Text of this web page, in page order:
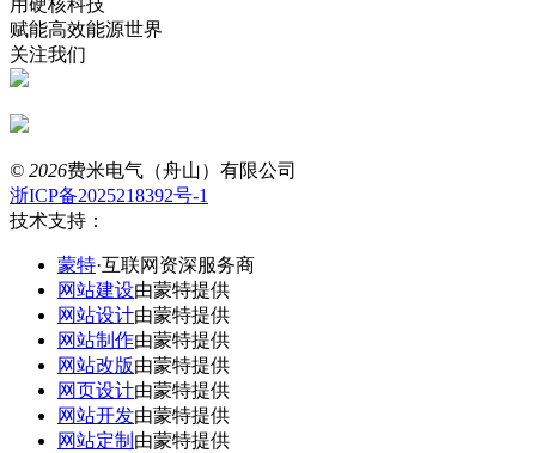
赋能高效能源世界
关注我们
© 2026费米电气（舟山）有限公司
浙ICP备2025218392号-1
技术支持：
蒙特·互联网资深服务商
网站建设由蒙特提供
网站设计由蒙特提供
网站制作由蒙特提供
网站改版由蒙特提供
网页设计由蒙特提供
网站开发由蒙特提供
网站定制 由蒙特提供